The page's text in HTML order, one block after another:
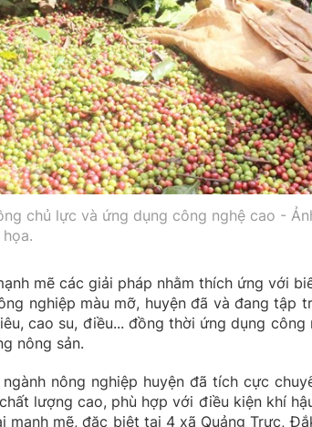
chủ lực và ứng dụng công nghệ cao -
họa.
mẽ các giải pháp nhằm thích ứng với
nghiệp màu mỡ, huyện đã và đang tập
cao su, điều... đồng thời ứng dụng công
nông sản.
nông nghiệp huyện đã tích cực
lượng cao, phù hợp với điều kiện khí
mẽ, đặc biệt tại 4 xã Quảng Trực,